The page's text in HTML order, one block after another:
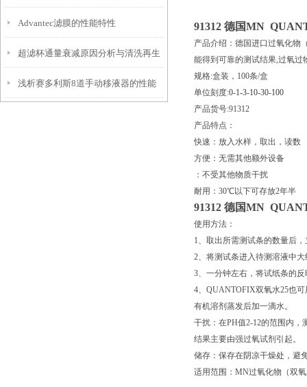
Whatman™定量滤纸的选择与应用
Advantec滤膜的性能特性
超滤杯通量衰减原因分析与清洗再生
方法
浅析赛多利斯8道手动移液器的性能
91312 德国MN
产品介绍：德国进口过氧化物
能得到可靠的测试结果,过氧
规格:盒装，100条/盒
单位刻度:0-1-3-10-30-100
产品货号:91312
产品特点：
快速：放入水样，取出，读数
方便：无需其他额外设备
：不受其他物质干扰
耐用：30℃以下可存放2年半
91312 德国MN
使用方法：
1、取出所需测试条的数量后
2、将测试条进入待测溶液中
3、一分钟左右，将试纸条的
4、QUANTOFIX双氧水25也
有机溶剂蒸发后加一滴水。
干扰：在PH值2-12的范围内
结果主要由强过氧试剂引起。
储存：保存在阴凉干燥处，避
适用范围：MN过氧化物（双